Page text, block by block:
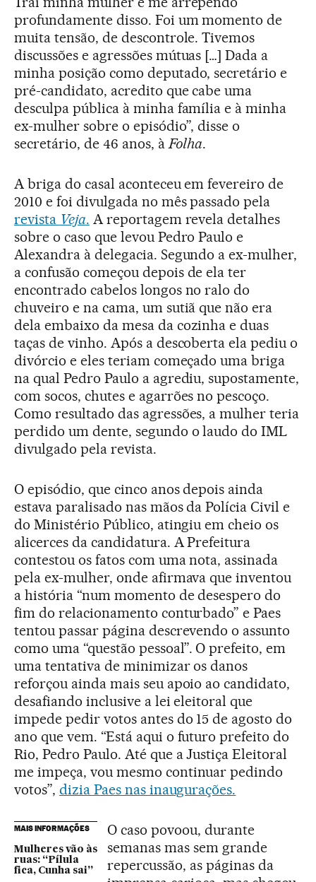
profundamente disso. Foi um momento de
muita tensão, de descontrole. Tivemos
discussões e agressões mútuas […] Dada a
minha posição como deputado, secretário e
pré-candidato, acredito que cabe uma
desculpa pública à minha família e à minha
ex-mulher sobre o episódio”, disse o
secretário, de 46 anos, àFolha.
A briga do casal aconteceu em fevereiro de
2010 e foi divulgada no mês passado pela
revista Veja. A reportagem revela detalhes
sobre o caso que levou Pedro Paulo e
Alexandra à delegacia. Segundo a ex-mulher,
a confusão começou depois de ela ter
encontrado cabelos longos no ralo do
chuveiro e na cama, um sutiã que não era
dela embaixo da mesa da cozinha e duas
taças de vinho. Após a descoberta ela pediu o
divórcio e eles teriam começado uma briga
na qual Pedro Paulo a agrediu, supostamente,
com socos, chutes e agarrões no pescoço.
Como resultado das agressões, a mulher teria
perdido um dente, segundo o laudo do IML
divulgado pela revista.
O episódio, que cinco anos depois ainda
estava paralisado nas mãos da Polícia Civil e
do Ministério Público, atingiu em cheio os
alicerces da candidatura. A Prefeitura
contestou os fatos com uma nota, assinada
pela ex-mulher, onde afirmava que inventou
a história “num momento de desespero do
fim do relacionamento conturbado” e Paes
tentou passar página descrevendo o assunto
como uma “questão pessoal”. O prefeito, em
uma tentativa de minimizar os danos
reforçou ainda mais seu apoio ao candidato,
desafiando inclusive a lei eleitoral que
impede pedir votos antes do 15 de agosto do
ano que vem. “Está aqui o futuro prefeito do
Rio, Pedro Paulo. Até que a Justiça Eleitoral
me impeça, vou mesmo continuar pedindo
votos”, dizia Paes nas inaugurações.
MAIS INFORMAÇÕES
Mulheres vão às
ruas: “Pílula
fica, Cunha sai”
O caso povoou, durante
semanas mas sem grande
repercussão, as páginas da